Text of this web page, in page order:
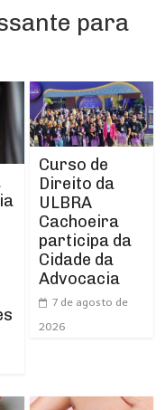
para
Curso de
Direito da
ULBRA
Cachoeira
participa da
Cidade da
Advocacia
7 de agosto de
2026